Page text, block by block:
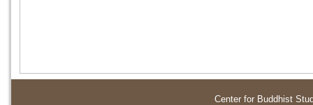
Center for Buddhist